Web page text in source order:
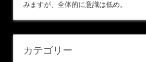
みますが、全体的に意識は低め。
カテゴリー